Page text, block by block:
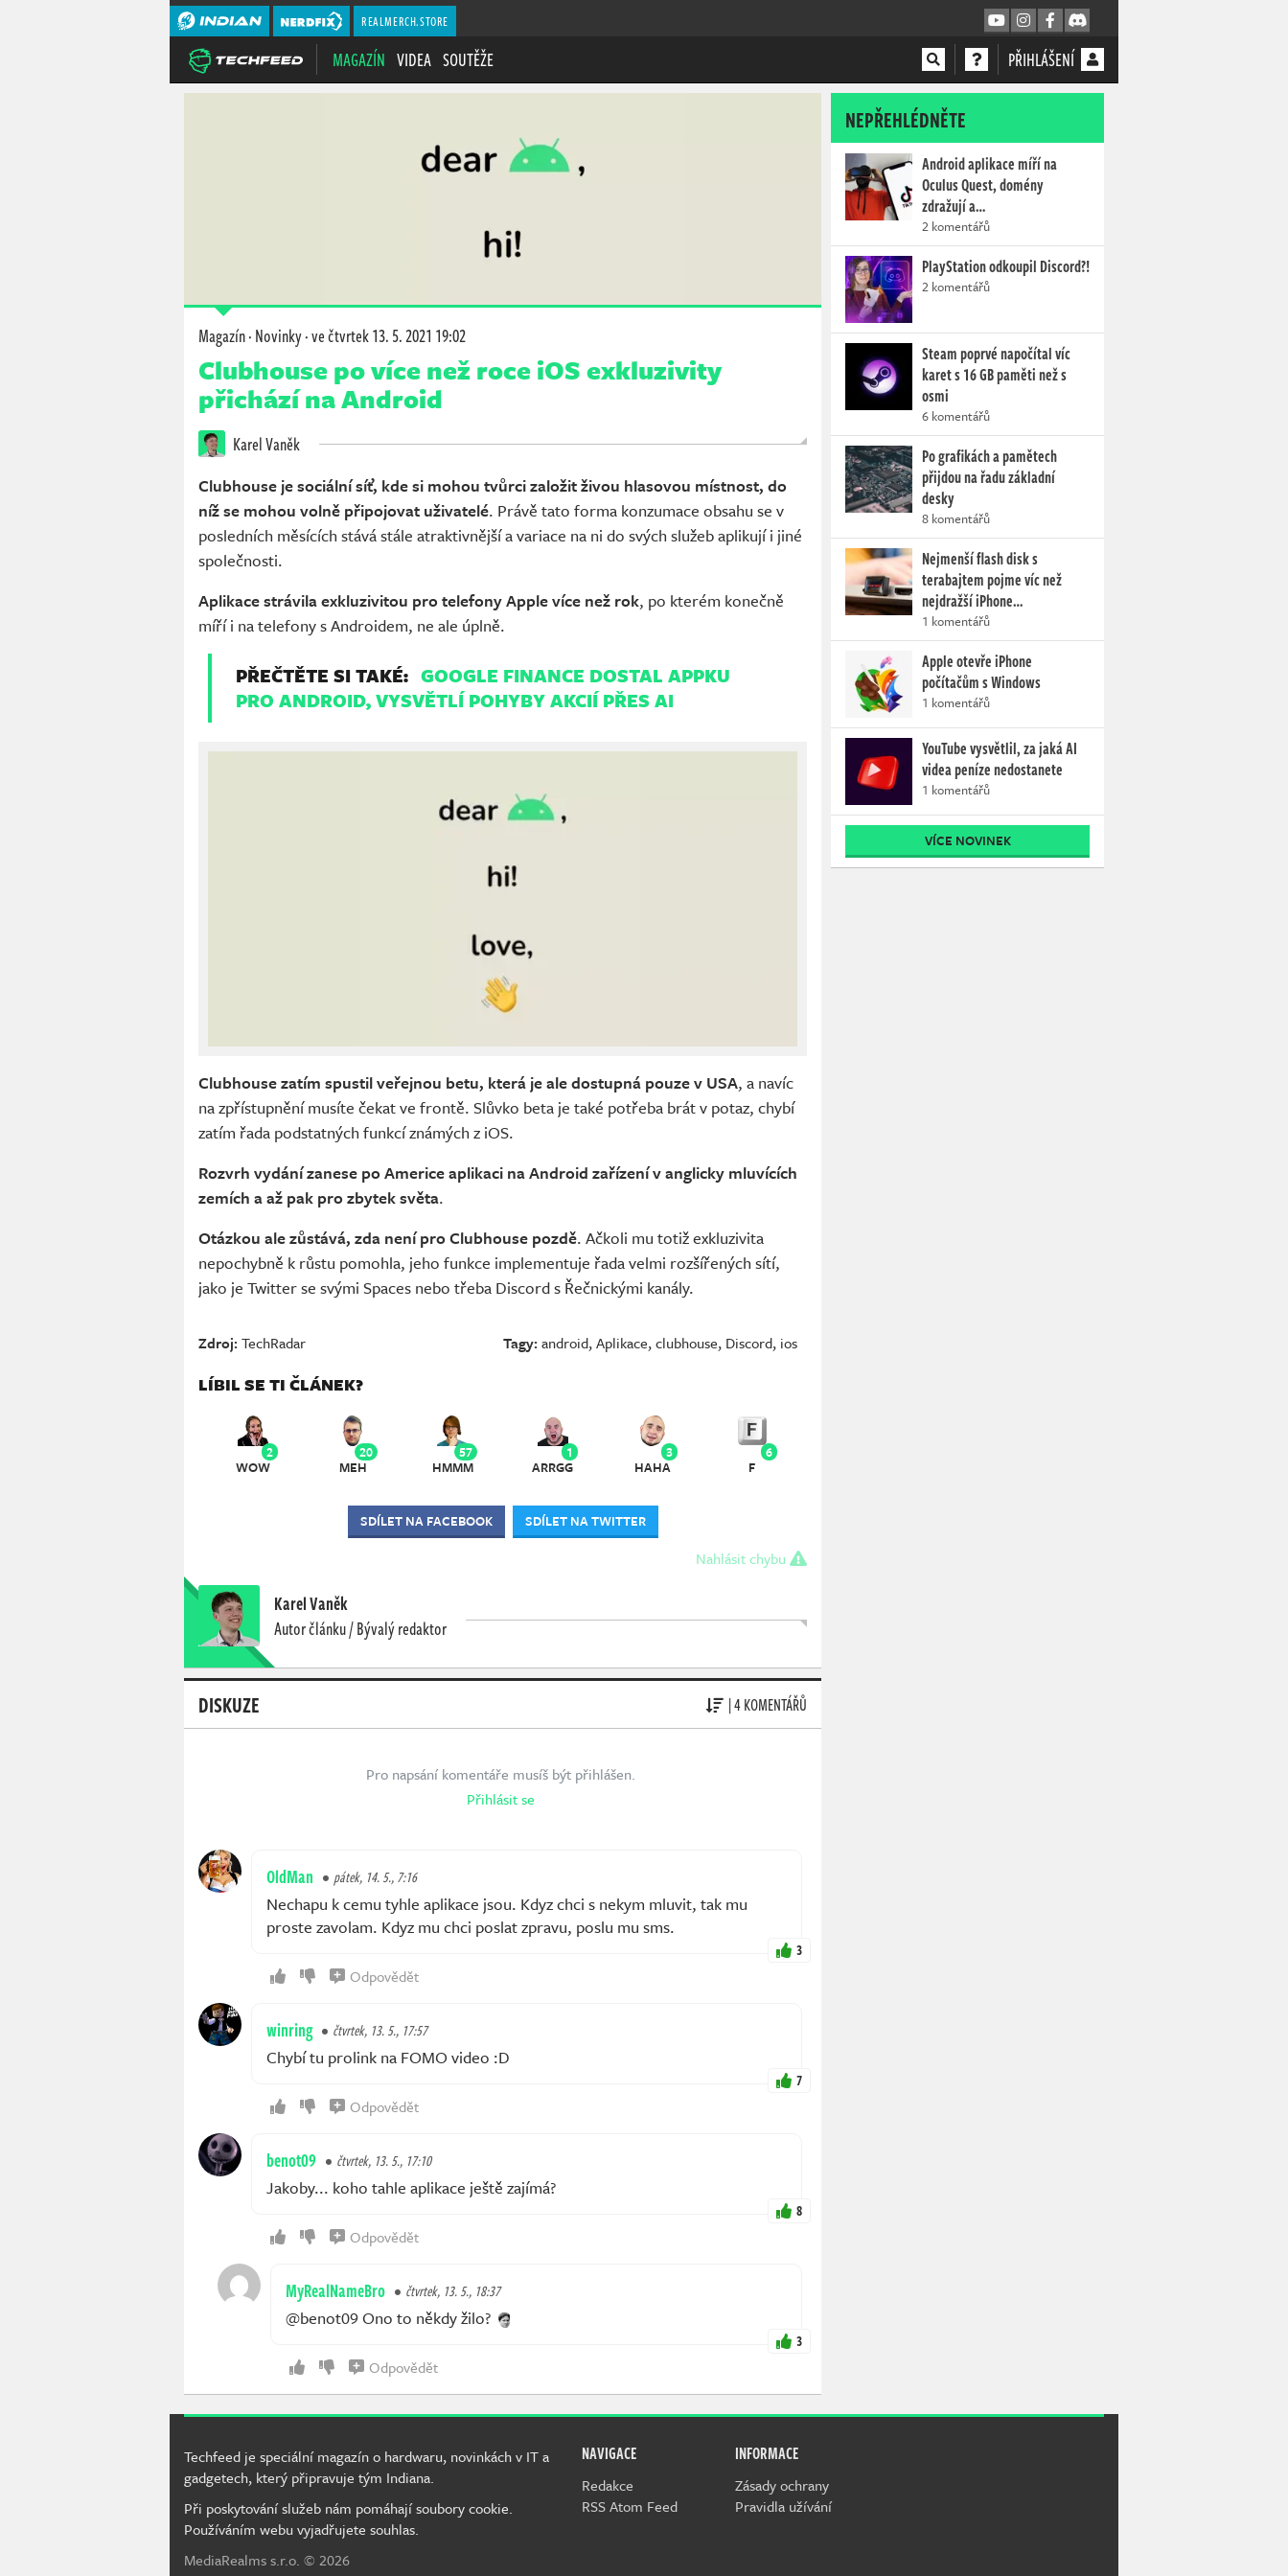
REALMERCH.STORE
MAGAZÍN VIDEA SOUTĚŽE PŘIHLÁŠENÍ
Magazín·Novinky·ve čtvrtek13. 5. 2021 19:02
Clubhouse po více než roce iOS exkluzivity
přichází na Android
Karel Vaněk
Clubhouse je sociální síť, kde si mohou tvůrci založit živou hlasovou místnost, do
níž se mohou volně připojovat uživatelé. Právě tato forma konzumace obsahu se v
posledních měsících stává stále atraktivnější a variace na ni do svých služeb aplikují i jiné
společnosti.
Aplikace strávila exkluzivitou pro telefony Apple více než rok, po kterém konečně
míří i na telefony s Androidem, ne ale úplně.
PŘEČTĚTE SI TAKÉ: GOOGLE FINANCE DOSTAL APPKU
PRO ANDROID, VYSVĚTLÍ POHYBY AKCIÍ PŘES AI
Clubhouse zatím spustil veřejnou betu, která je ale dostupná pouze v USA, a navíc
na zpřístupnění musíte čekat ve frontě. Slůvko beta je také potřeba brát v potaz, chybí
zatím řada podstatných funkcí známých z iOS.
Rozvrh vydání zanese po Americe aplikaci na Android zařízení v anglicky mluvících
zemích a až pak pro zbytek světa.
Otázkou ale zůstává, zda není pro Clubhouse pozdě. Ačkoli mu totiž exkluzivita
nepochybně k růstu pomohla, jeho funkce implementuje řada velmi rozšířených sítí,
jako je Twitter se svými Spaces nebo třeba Discord s Řečnickými kanály.
Zdroj:TechRadar Tagy:android,Aplikace,clubhouse, Discord, ios
LÍBIL SE TI ČLÁNEK?
2
WOW
20
MEH
57
HMMM
1
ARRGG
3
HAHA
6
F
SDÍLET NA FACEBOOK SDÍLET NA TWITTER
Nahlásit chybu
Karel Vaněk
Autor článku / Bývalý redaktor
DISKUZE | 4 KOMENTÁŘŮ
Pro napsání komentáře musíš být přihlášen.
Přihlásit se
OldMan pátek, 14. 5., 7:16
Nechapu k cemu tyhle aplikace jsou. Kdyz chci s nekym mluvit, tak mu
proste zavolam. Kdyz mu chci poslat zpravu, poslu mu sms.
3
Odpovědět
winring čtvrtek, 13. 5., 17:57
Chybí tu prolink na FOMO video :D
7
Odpovědět
benot09 čtvrtek, 13. 5., 17:10
Jakoby... koho tahle aplikace ještě zajímá?
8
Odpovědět
MyRealNameBro čtvrtek, 13. 5., 18:37
@benot09 Ono to někdy žilo?
3
Odpovědět
NEPŘEHLÉDNĚTE
Android aplikace míří na
Oculus Quest, domény
zdražují a…
2 komentářů
PlayStation odkoupil Discord?!
2 komentářů
Steam poprvé napočítal víc
karet s 16 GB paměti než s
osmi
6 komentářů
Po grafikách a pamětech
přijdou na řadu základní
desky
8 komentářů
Nejmenší flash disk s
terabajtem pojme víc než
nejdražší iPhone…
1 komentářů
Apple otevře iPhone
počítačům s Windows
1 komentářů
YouTube vysvětlil, za jaká AI
videa peníze nedostanete
1 komentářů
VÍCE NOVINEK
NAVIGACE
Redakce
RSS Atom Feed
INFORMACE
Zásady ochrany
Pravidla užívání
Techfeed je speciální magazín o hardwaru, novinkách v IT a
gadgetech, který připravuje tým Indiana.
Při poskytování služeb nám pomáhají soubory cookie.
Používáním webu vyjadřujete souhlas.
MediaRealms s.r.o. © 2026